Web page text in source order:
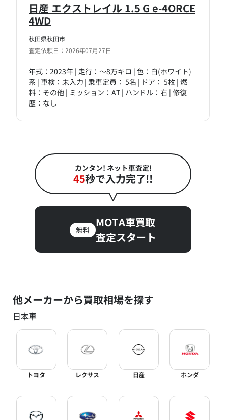
秋田県秋田市
査定依頼日：2026年07月27日
日産 エクストレイル 1.5 G e-4ORCE
4WD
年式：2023年 | 走行：～8万キロ | 色：白(ホワイト)
系 | 車検：未入力 | 乗車定員： 5名 | ドア： 5枚 | 燃
料：その他 | ミッション：AT | ハンドル：右 | 修復
歴：なし
カンタン! ネット車査定!
45秒で入力完了!!
無料
MOTA車買取
査定スタート
他メーカーから買取相場を探す
日本車
トヨタ レクサス 日産 ホンダ